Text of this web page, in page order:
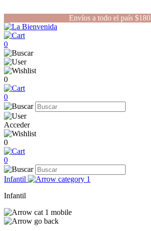
Envíos a todo el país $180
0
0
0
Acceder
0
0
Infantil
Infantil